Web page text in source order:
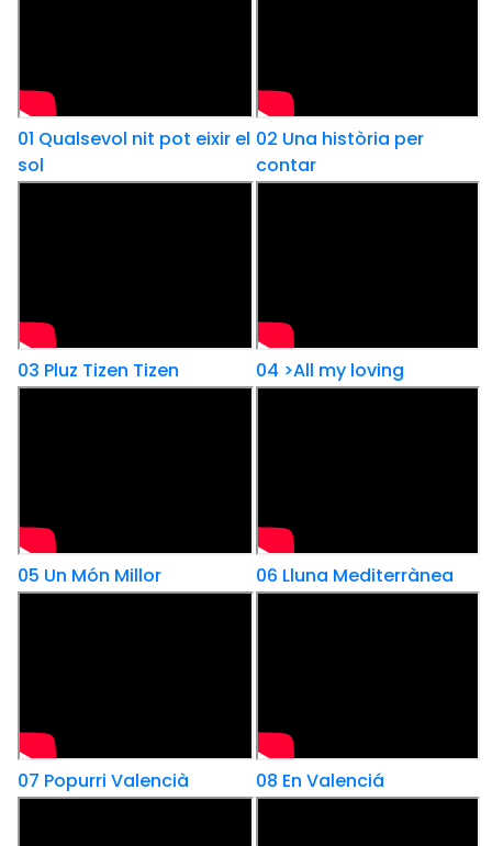
01 Qualsevol nit pot eixir el
sol
02 Una història per
contar
03 Pluz Tizen Tizen 04 >All my loving
05 Un Món Millor 06 Lluna Mediterrànea
07 Popurri Valencià 08 En Valenciá